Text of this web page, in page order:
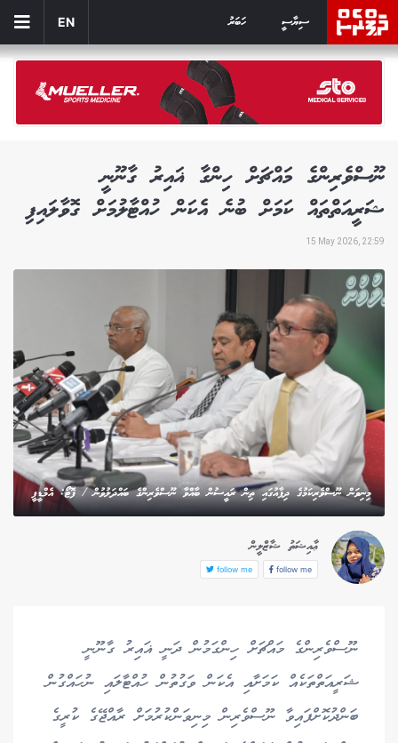
ސިޔާސީ ހަބަރު EN
ނޫސްވެރިންގެ މައްޗަށް ހިންގާ ޣައިރު ގާނޫނީ
ޝަރީއަތްތައް ކަމަށް ބުނެ އެކަން ހުއްޓާލުމަށް ގޮވާލައިފި
15 May 2026, 22:59
މިނިވަން ނޫސްވެރިކަމުގެ ދިފާއުގައި ތިން ރައީސުން ބާއްވާ ނޫސްވެރިންގެ ބައްދަލުވުން / ފޮޓޯ: އެމްޑީޕީ
ޢާއިޝަތު ޝާޒްލީން
follow me
follow me
ނޫސްވެރިންގެ މައްޗަށް ހިންގަމުން ދަނީ ޣައިރު ގާނޫނީ
ޝަރީއަތްތަކެއް ކަމަށާއި އެކަން ވަގުތުން ހުއްޓާލައި ނުހައްގުން
ބަންދުކޮށްފައިވާ ނޫސްވެރިން މިނިވަންކުރުމަށް ރާއްޖޭގެ ކުރީގެ